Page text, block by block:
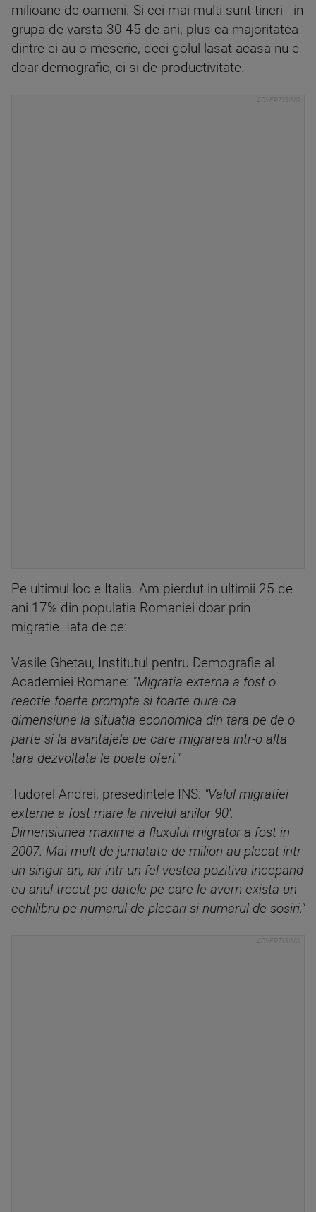
milioane de oameni. Si cei mai multi sunt tineri - in
grupa de varsta 30-45 de ani, plus ca majoritatea
dintre ei au o meserie, deci golul lasat acasa nu e
doar demografic, ci si de productivitate.
Pe ultimul loc e Italia. Am pierdut in ultimii 25 de
ani 17% din populatia Romaniei doar prin
migratie. Iata de ce:
Vasile Ghetau, Institutul pentru Demografie al
Academiei Romane: "Migratia externa a fost o
reactie foarte prompta si foarte dura ca
dimensiune la situatia economica din tara pe de o
parte si la avantajele pe care migrarea intr-o alta
tara dezvoltata le poate oferi."
Tudorel Andrei, presedintele INS: "Valul migratiei
externe a fost mare la nivelul anilor 90'.
Dimensiunea maxima a fluxului migrator a fost in
2007. Mai mult de jumatate de milion au plecat intr-
un singur an, iar intr-un fel vestea pozitiva incepand
cu anul trecut pe datele pe care le avem exista un
echilibru pe numarul de plecari si numarul de sosiri."